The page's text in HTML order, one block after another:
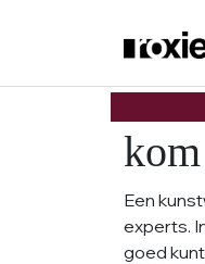
Een
experts.
goed